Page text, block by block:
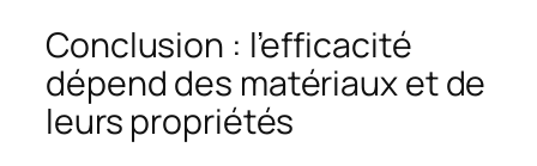
Conclusion : l’efficacité
dépend des matériaux et de
leurs propriétés